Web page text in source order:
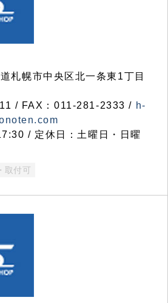
幌市中央区北一条東1丁目
/ FAX：011-281-2333 / h-
/ 定休日：土曜日・日曜
取付可